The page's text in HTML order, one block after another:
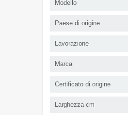
Modello
Paese di origine
Lavorazione
Marca
Certificato di origine
Larghezza cm